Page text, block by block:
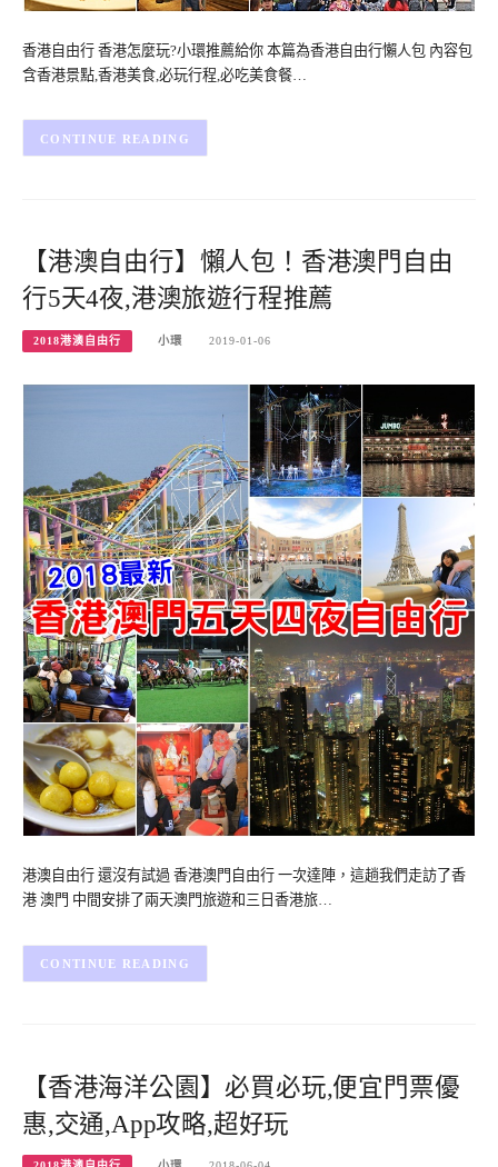
香港自由行 香港怎麼玩?小環推薦給你 本篇為香港自由行懶人包 內容包
含香港景點,香港美食,必玩行程,必吃美食餐…
CONTINUE READING
【港澳自由行】懶人包！香港澳門自由
行5天4夜,港澳旅遊行程推薦
2018港澳自由行 小環 2019-01-06
港澳自由行 還沒有試過 香港澳門自由行 一次達陣，這趟我們走訪了香
港 澳門 中間安排了兩天澳門旅遊和三日香港旅…
CONTINUE READING
【香港海洋公園】必買必玩,便宜門票優
惠,交通,App攻略,超好玩